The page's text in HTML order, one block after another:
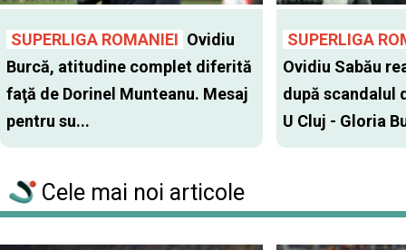
SUPERLIGA ROMANIEI Ovidiu
Burcă, atitudine complet diferită
faţă de Dorinel Munteanu. Mesaj
pentru su...
SUPERLIGA
Ovidiu Sabău
după scandalul
U Cluj - Gloria
Cele mai noi articole